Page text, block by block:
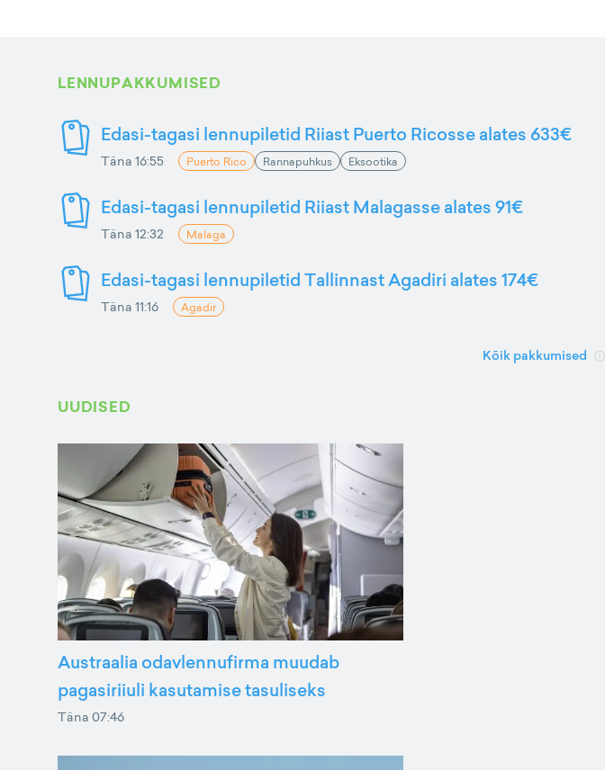
LENNUPAKKUMISED
Edasi-tagasi lennupiletid Riiast Puerto Ricosse alates 633€
Täna 16:55 Puerto Rico Rannapuhkus Eksootika
Edasi-tagasi lennupiletid Riiast Malagasse alates 91€
Täna 12:32 Malaga
Edasi-tagasi lennupiletid Tallinnast Agadiri alates 174€
Täna 11:16 Agadir
Kõik pakkumised
UUDISED
Austraalia odavlennufirma muudab
pagasiriiuli kasutamise tasuliseks
Täna 07:46